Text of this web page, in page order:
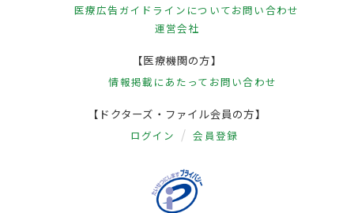
医療広告ガイドラインについてお問い合わせ
運営会社
【医療機関の方】
情報掲載にあたって お問い合わせ
【ドクターズ・ファイル会員の方】
ログイン 会員登録